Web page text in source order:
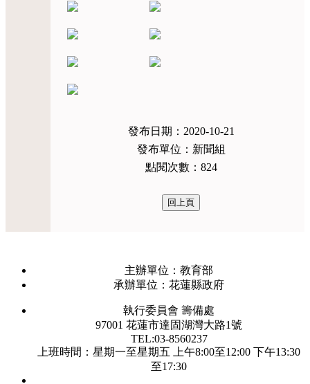
發布日期：2020-10-21
發布單位：新聞組
點閱次數：824
主辦單位：教育部
承辦單位：花蓮縣政府
執行委員會 籌備處
97001 花蓮市達固湖灣大路1號
TEL:03-8560237
上班時間：星期一至星期五 上午8:00至12:00 下午13:30
至17:30